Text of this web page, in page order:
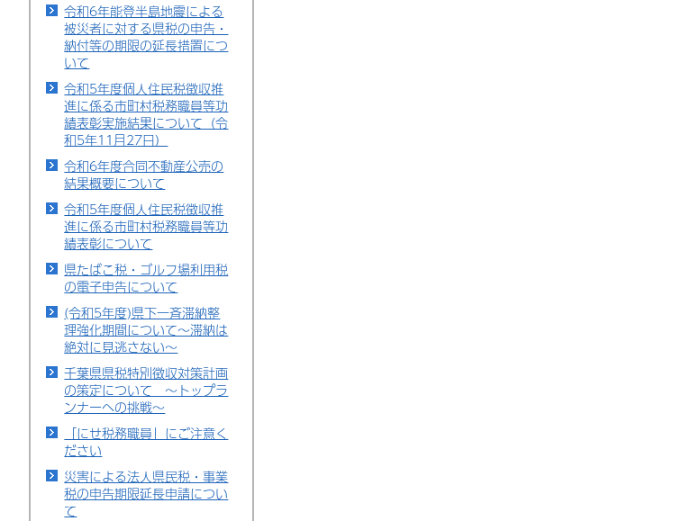
令和6年能登半島地震による
被災者に対する県税の申告・
納付等の期限の延長措置につ
いて
令和5年度個人住民税徴収推
進に係る市町村税務職員等功
績表彰実施結果について（令
和5年11月27日）
令和6年度合同不動産公売の
結果概要について
令和5年度個人住民税徴収推
進に係る市町村税務職員等功
績表彰について
県たばこ税・ゴルフ場利用税
の電子申告について
(令和5年度)県下一斉滞納整
理強化期間について～滞納は
絶対に見逃さない～
千葉県県税特別徴収対策計画
の策定について ～トップラ
ンナーへの挑戦～
「にせ税務職員」にご注意く
ださい
災害による法人県民税・事業
税の申告期限延長申請につい
て